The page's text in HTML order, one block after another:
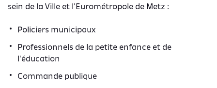
sein de la Ville et l'Eurométropole de Metz :
Policiers municipaux
Professionnels de la petite enfance et de
l'éducation
Commande publique